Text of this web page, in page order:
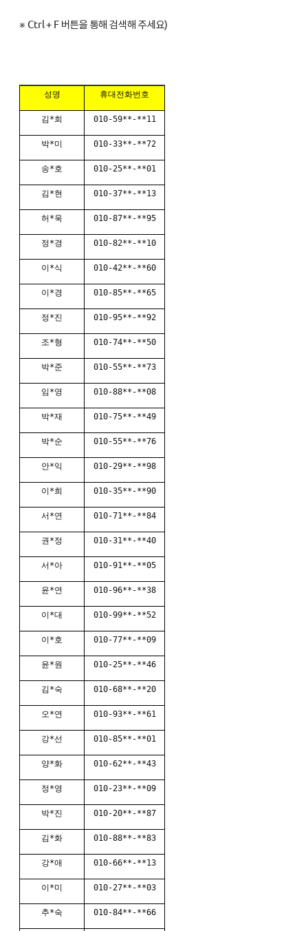
※ Ctrl + F 버튼을 통해 검색해 주세요)
성명 휴대전화번호
김*희 010-59**-**11
박*미 010-33**-**72
송*호 010-25**-**01
김*현 010-37**-**13
허*욱 010-87**-**95
정*경 010-82**-**10
이*식 010-42**-**60
이*경 010-85**-**65
정*진 010-95**-**92
조*형 010-74**-**50
박*준 010-55**-**73
임*영 010-88**-**08
박*재 010-75**-**49
박*순 010-55**-**76
안*익 010-29**-**98
이*희 010-35**-**90
서*연 010-71**-**84
권*정 010-31**-**40
서*아 010-91**-**05
윤*연 010-96**-**38
이*대 010-99**-**52
이*호 010-77**-**09
윤*원 010-25**-**46
김*숙 010-68**-**20
오*연 010-93**-**61
강*선 010-85**-**01
양*화 010-62**-**43
정*영 010-23**-**09
박*진 010-20**-**87
김*화 010-88**-**83
강*애 010-66**-**13
이*미 010-27**-**03
추*숙 010-84**-**66